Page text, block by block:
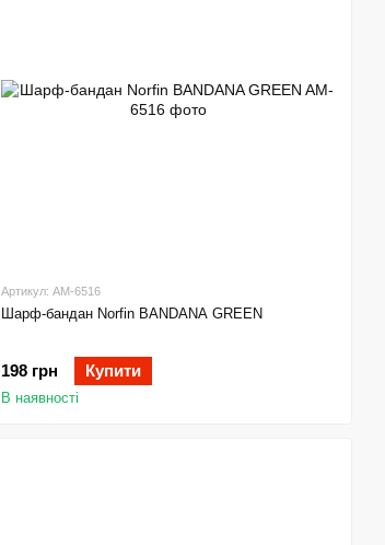
Артикул: AM-6516
Шарф-бандан Norfin BANDANA GREEN
198 грн Купити
В наявності